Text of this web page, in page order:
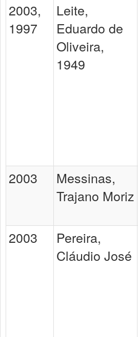
2003,
1997
Leite,
Eduardo de
Oliveira,
1949
2003
Messinas,
Trajano Moriz
2003
Pereira,
Cláudio José